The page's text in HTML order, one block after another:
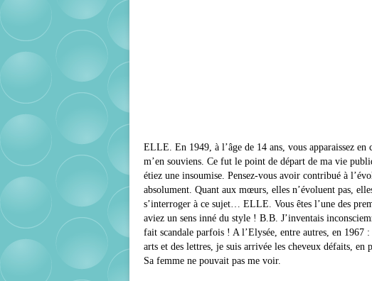
ELLE. En 1949, à l’âge de 14 ans, vous apparaissez
m’en souviens. Ce fut le point de départ de ma vie
étiez une insoumise. Pensez-vous avoir contribué à
absolument. Quant aux mœurs, elles n’évoluent pas,
s’interroger à ce sujet… ELLE. Vous êtes l’une des
aviez un sens inné du style ! B.B. J’inventais
fait scandale parfois ! A l’Elysée, entre autres, en 1967
arts et des lettres, je suis arrivée les cheveux défaits, en
Sa femme ne pouvait pas me voir.